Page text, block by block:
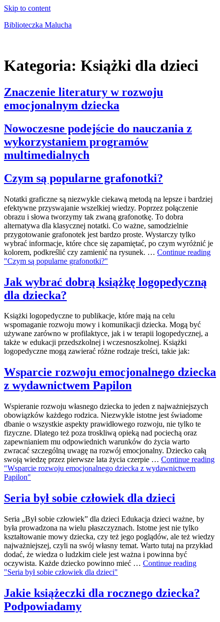
Skip to content
Biblioteczka Malucha
Kategoria: Książki dla dzieci
Znaczenie literatury w rozwoju
emocjonalnym dziecka
Nowoczesne podejście do nauczania z
wykorzystaniem programów
multimedialnych
Czym są popularne grafonotki?
Notatki graficzne są niezwykle ciekawą metodą na lepsze i bardziej
efektywne przyswajanie wszelkiej wiedzy. Poprzez połączenie
obrazu i słowa tworzymy tak zwaną grafonotkę. To dobra
alternatywa dla klasycznej notatki. Co ważne, samodzielnie
przygotowanie grafonotek jest bardzo proste. Wystarczy tylko
wybrać informacje, które chce się zapamiętać, po czym wyróżnić je
kolorem, podkreślić czy zamienić na rysunek. … Continue reading
"Czym są popularne grafonotki?"
Jak wybrać dobrą książkę logopedyczną
dla dziecka?
Książki logopedyczne to publikacje, które mają na celu
wspomaganie rozwoju mowy i komunikacji dziecka. Mogą być
używane zarówno w profilaktyce, jak i w terapii logopedycznej, a
także w edukacji przedszkolnej i wczesnoszkolnej. Książki
logopedyczne mogą zawierać różne rodzaje treści, takie jak:
Wsparcie rozwoju emocjonalnego dziecka
z wydawnictwem Papilon
Wspieranie rozwoju własnego dziecka to jeden z najważniejszych
obowiązków każdego rodzica. Niezwykle istotne jest świadome
dbanie o wszystkie aspekty prawidłowego rozwoju, nie tylko te
fizyczne. Dlatego też poza troskliwą opieką nad pociechą oraz
zapewnianiem mu odpowiednich warunków do życia warto
zwracać szczególną uwagę na rozwój emocjonalny. Dziecko całą
swoją wiedzę przez pierwsze lata życia czerpie … Continue reading
"Wsparcie rozwoju emocjonalnego dziecka z wydawnictwem
Papilon"
Seria był sobie człowiek dla dzieci
Seria „Był sobie człowiek” dla dzieci Edukacja dzieci ważne, by
była prowadzona na wielu płaszczyznach. Istotne jest nie tylko
kształtowanie mowy dziecka, czy też jego poglądów, ale też wiedzy
najważniejszej, czyli na swój własny temat. Warto tutaj na przykład
dodać, że wiedza o ludzkim ciele jest ważna i powinna być
oczywista. Każde dziecko powinno mieć … Continue reading
"Seria był sobie człowiek dla dzieci"
Jakie książeczki dla rocznego dziecka?
Podpowiadamy